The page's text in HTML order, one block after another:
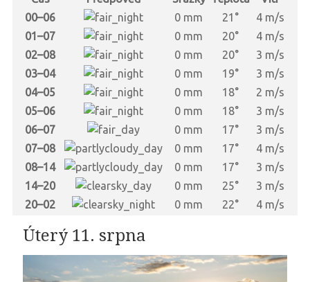
00–06
0 mm 21°
4 m/s
01–07
0 mm 20°
4 m/s
02–08
0 mm 20°
3 m/s
03–04
0 mm 19°
3 m/s
04–05
0 mm 18°
2 m/s
05–06
0 mm 18°
3 m/s
06–07
0 mm 17°
3 m/s
07–08
0 mm 17°
4 m/s
08–14
0 mm 17°
3 m/s
14–20
0 mm 25°
3 m/s
20–02
0 mm 22° 4 m/s
Úterý 11. srpna